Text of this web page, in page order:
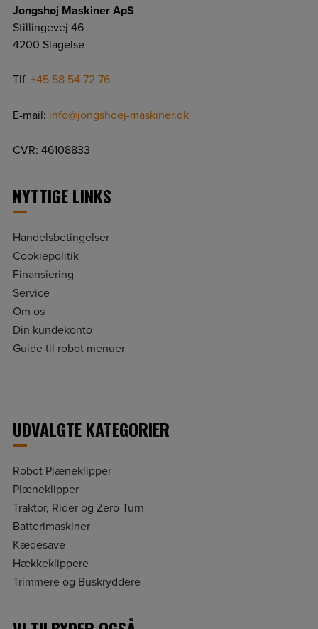
Jongshøj Maskiner ApS
Stillingevej 46
4200 Slagelse
Tlf. +45 58 54 72 76
E-mail: info@jongshoej-maskiner.dk
CVR: 46108833
NYTTIGE LINKS
Handelsbetingelser
Cookiepolitik
Finansiering
Service
Om os
Din kundekonto
Guide til robot menuer
UDVALGTE KATEGORIER
Robot Plæneklipper
Plæneklipper
Traktor, Rider og Zero Turn
Batterimaskiner
Kædesave
Hækkeklippere
Trimmere og Buskryddere